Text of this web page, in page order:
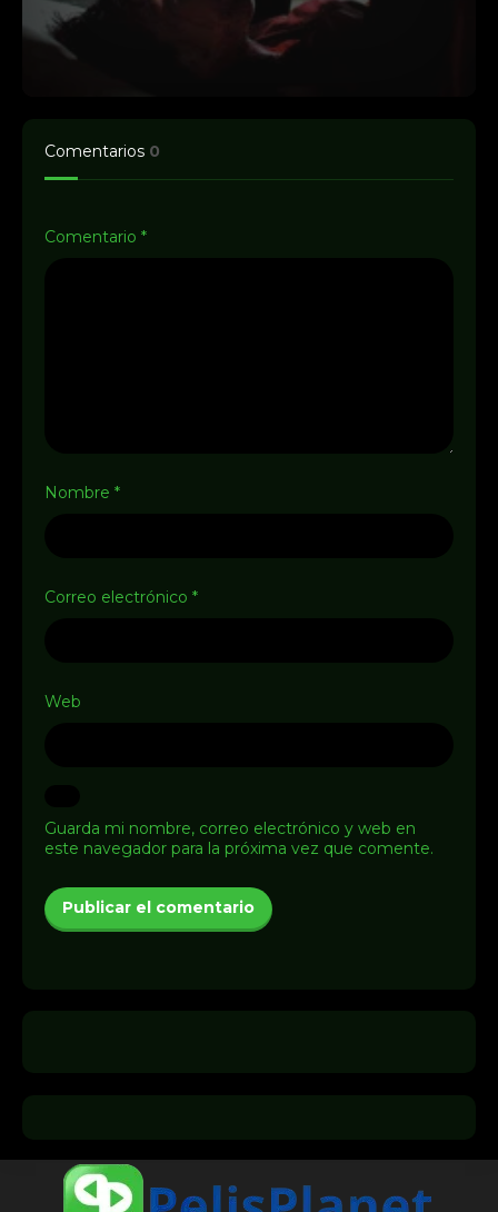
Comentarios 0
Comentario *
Nombre *
Correo electrónico *
Web
Guarda mi nombre, correo electrónico y web en
este navegador para la próxima vez que comente.